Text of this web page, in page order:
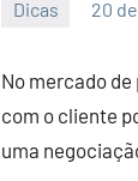
Dicas 20
No mercado
com o cliente
uma